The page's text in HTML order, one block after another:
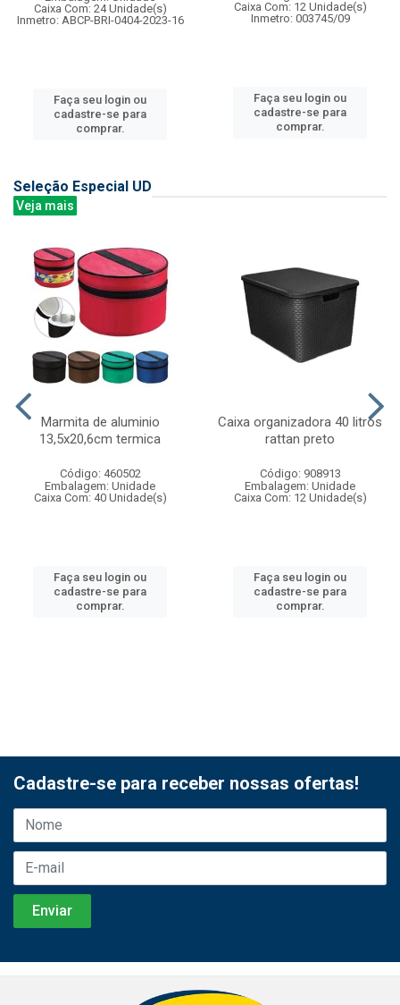
Caixa Com: 24 Unidade(s)
Inmetro: ABCP-BRI-0404-2023-16
Faça seu login ou
cadastre-se para
comprar.
Caixa Com: 12 Unidade(s)
Inmetro: 003745/09
Faça seu login ou
cadastre-se para
comprar.
Seleção Especial UD
Veja mais
Marmita de aluminio
13,5x20,6cm termica
Código: 460502
Embalagem: Unidade
Caixa Com: 40 Unidade(s)
Faça seu login ou
cadastre-se para
comprar.
Caixa organizadora 40 litros
rattan preto
Código: 908913
Embalagem: Unidade
Caixa Com: 12 Unidade(s)
Faça seu login ou
cadastre-se para
comprar.
Cadastre-se para receber nossas ofertas!